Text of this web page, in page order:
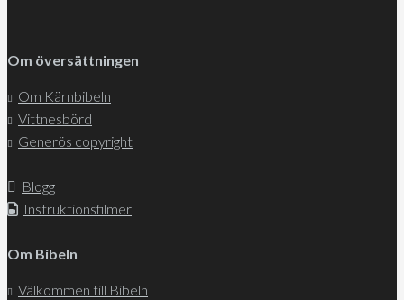
Om översättningen
Om Kärnbibeln
Vittnesbörd
Generös copyright
Blogg
Instruktionsfilmer
Om Bibeln
Välkommen till Bibeln